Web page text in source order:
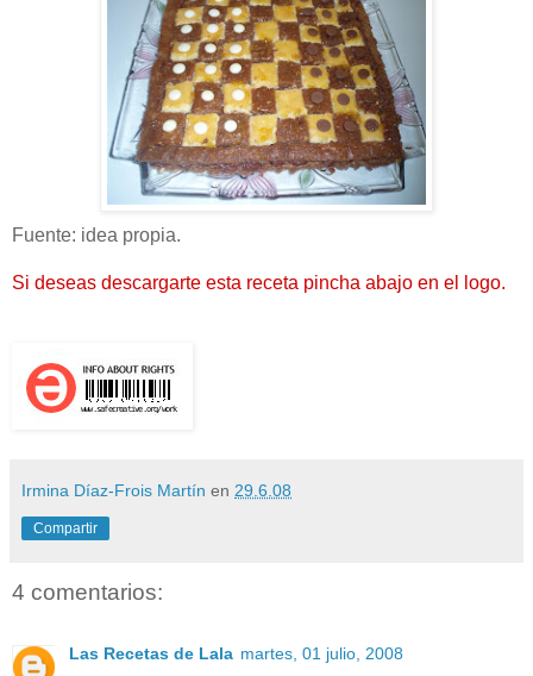
Fuente: idea propia.
Si deseas descargarte esta receta pincha abajo en el logo.
Irmina Díaz-Frois Martín en 29.6.08
Compartir
4 comentarios:
Las Recetas de Lala martes, 01 julio, 2008